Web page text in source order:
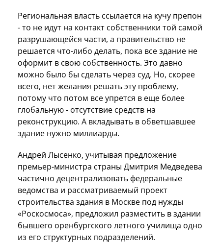
Региональная власть ссылается на кучу препон
- то не идут на контакт собственники той самой
разрушающейся части, а правительство не
решается что-либо делать, пока все здание не
оформит в свою собственность. Это давно
можно было бы сделать через суд. Но, скорее
всего, нет желания решать эту проблему,
потому что потом все упрется в еще более
глобальную - отсутствие средств на
реконструкцию. А вкладывать в обветшавшее
здание нужно миллиарды.
Андрей Лысенко, учитывая предложение
премьер-министра страны Дмитрия Медведева
частично децентрализовать федеральные
ведомства и рассматриваемый проект
строительства здания в Москве под нужды
«Роскосмоса», предложил разместить в здании
бывшего оренбургского летного училища одно
из его структурных подразделений.